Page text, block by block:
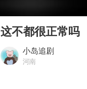
多
这不都很正常吗
小岛追剧
河南